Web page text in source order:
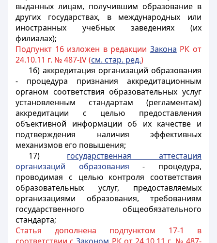
выданных лицам, получившим образование в
других государствах, в международных или
иностранных учебных заведениях (их
филиалах);
Подпункт 16 изложен в редакции 3акона РК от
24.10.11 г. № 487-IV (см. стар. ред.)
16) аккредитация организаций образования
- процедура признания аккредитационным
органом соответствия образовательных услуг
установленным стандартам (регламентам)
аккредитации с целью предоставления
объективной информации об их качестве и
подтверждения наличия эффективных
механизмов его повышения;
17) государственная аттестация
организаций образования - процедура,
проводимая с целью контроля соответствия
образовательных услуг, предоставляемых
организациями образования, требованиям
государственного общеобязательного
стандарта;
Статья дополнена подпунктом 17-1 в